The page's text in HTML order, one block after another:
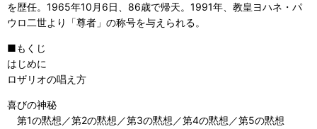
を歴任。1965年10月6日、86歳で帰天。1991年、教皇ヨハネ・パ
ウロ二世より「尊者」の称号を与えられる。
■もくじ
はじめに
ロザリオの唱え方
喜びの神秘
第1の黙想／第2の黙想／第3の黙想／第4の黙想／第5の黙想